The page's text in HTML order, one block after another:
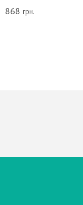
868 грн.